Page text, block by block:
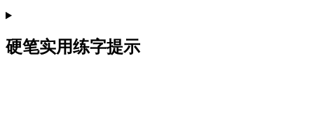
硬笔实用练字提示